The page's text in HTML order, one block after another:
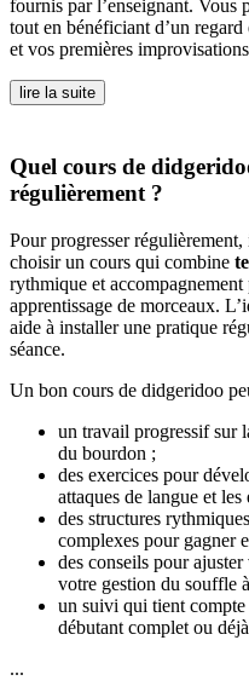
fournis par l’enseignant. Vous
tout en bénéficiant d’un
et vos premières
lire la suite
Quel cours de
régulièrement ?
Pour progresser
choisir un cours qui combine
rythmique et
apprentissage de morceaux.
aide à installer une pratique
séance.
Un bon cours de didgeridoo
un travail progressif sur
du bourdon ;
des exercices pour
attaques de langue et
des structures
complexes pour gagner
des conseils pour
votre gestion du souffle
un suivi qui tient
débutant complet ou
...